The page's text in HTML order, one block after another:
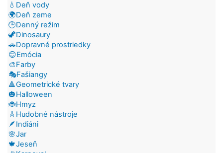
💧Deň vody
🌍Deň zeme
🕒Denný režim
🦖Dinosaury
🚗Dopravné prostriedky
😊Emócia
🎨Farby
🎭Fašiangy
🔺Geometrické tvary
🎃Halloween
🐞Hmyz
🎸Hudobné nástroje
🪶Indiáni
🌸Jar
🍁Jeseň